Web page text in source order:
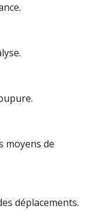
moyens de
déplacements.